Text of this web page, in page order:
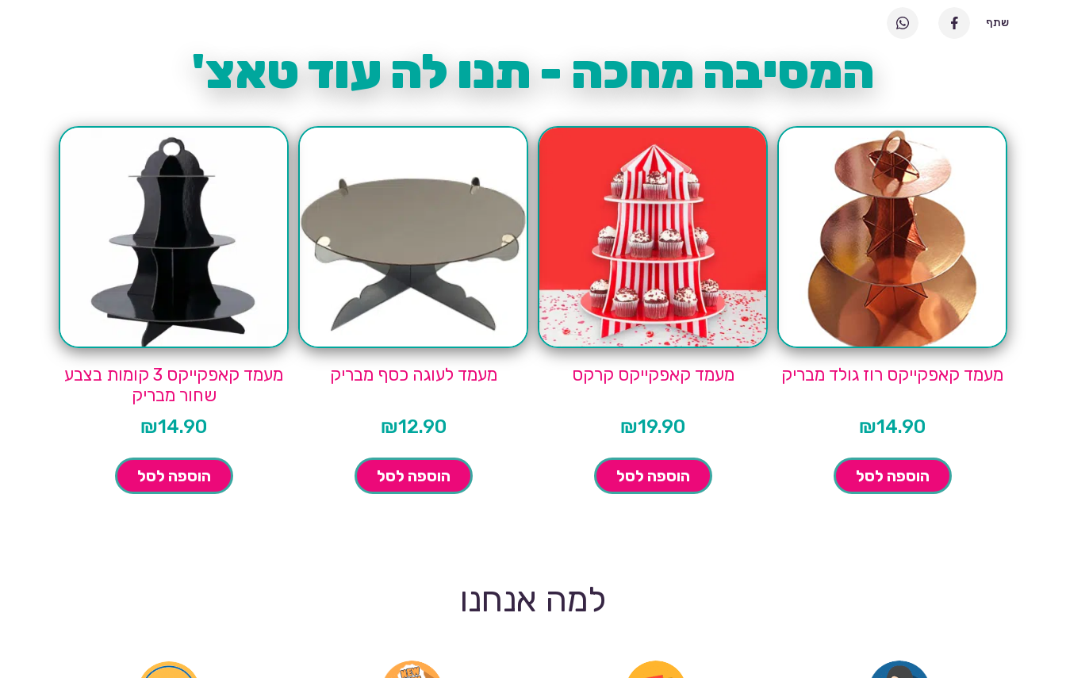
שתף
המסיבה מחכה - תנו לה עוד טאצ'
מעמד קאפקייקס רוז גולד מבריק
₪14.90
הוספה לסל
מעמד קאפקייקס קרקס
₪19.90
הוספה לסל
מעמד לעוגה כסף מבריק
₪12.90
הוספה לסל
מעמד קאפקייקס 3 קומות בצבע
שחור מבריק
₪14.90
הוספה לסל
למה אנחנו